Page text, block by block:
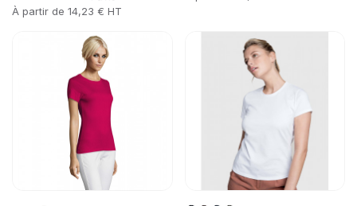
Prix
À partir de 14,23 € HT
Go to product page Go to product page